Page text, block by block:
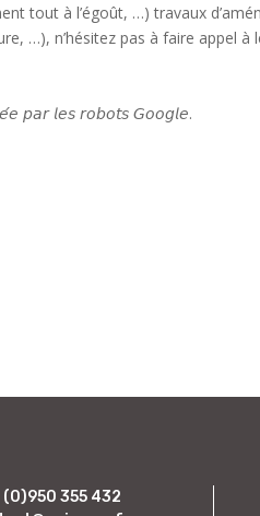
tout à l’égoût, …) travaux
…), n’hésitez pas à faire appel
𝘱𝘢𝘳 𝘭𝘦𝘴 𝘳𝘰𝘣𝘰𝘵𝘴 𝘎𝘰𝘰𝘨𝘭𝘦.
(0)950 355 432